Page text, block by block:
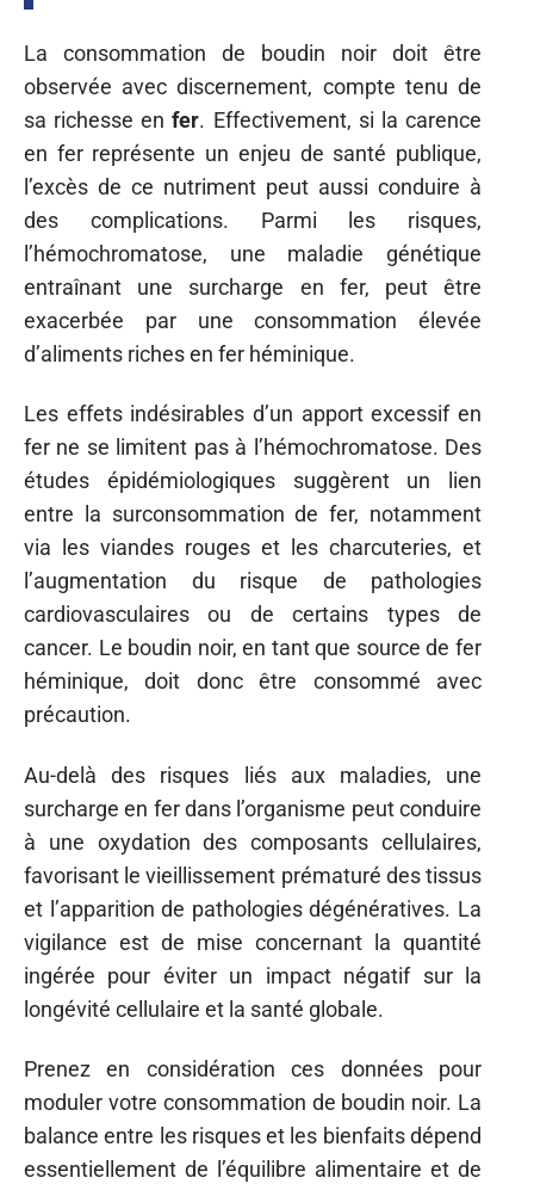
La consommation de boudin noir doit être
observée avec discernement, compte tenu de
sa richesse enfer. Effectivement, si la carence
en fer représente un enjeu de santé publique,
l’excès de ce nutriment peut aussi conduire à
des complications. Parmi les risques,
l’hémochromatose, une maladie génétique
entraînant une surcharge en fer, peut être
exacerbée par une consommation élevée
d’aliments riches en fer héminique.
Les effets indésirables d’un apport excessif en
fer ne se limitent pas à l’hémochromatose. Des
études épidémiologiques suggèrent un lien
entre la surconsommation de fer, notamment
via les viandes rouges et les charcuteries, et
l’augmentation du risque de pathologies
cardiovasculaires ou de certains types de
cancer. Le boudin noir, en tant que source de fer
héminique, doit donc être consommé avec
précaution.
Au-delà des risques liés aux maladies, une
surcharge en fer dans l’organisme peut conduire
à une oxydation des composants cellulaires,
favorisant le vieillissement prématuré des tissus
et l’apparition de pathologies dégénératives. La
vigilance est de mise concernant la quantité
ingérée pour éviter un impact négatif sur la
longévité cellulaire et la santé globale.
Prenez en considération ces données pour
moduler votre consommation de boudin noir. La
balance entre les risques et les bienfaits dépend
essentiellement de l’équilibre alimentaire et de